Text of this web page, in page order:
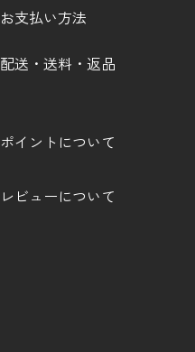
お支払い方法
配送・送料・返品
ポイントについて
レビューについて